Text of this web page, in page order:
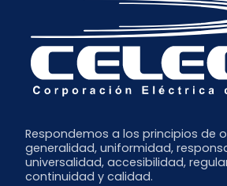
Respondemos a los principios de
generalidad, uniformidad,
universalidad, accesibilidad,
continuidad y calidad.